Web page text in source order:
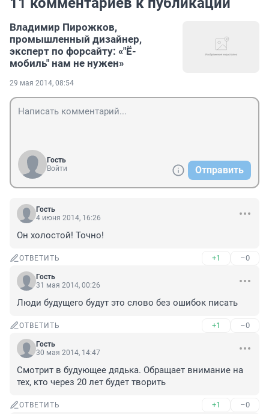
Владимир Пирожков,
промышленный дизайнер,
эксперт по форсайту: «"Ё-
мобиль" нам не нужен»
29 мая 2014, 08:54
Гость
Войти
Отправить
Гость
4 июня 2014, 16:26
Он холостой! Точно!
ОТВЕТИТЬ +1 –0
Гость
31 мая 2014, 00:26
Люди будущего будут это слово без ошибок писать
ОТВЕТИТЬ +1 –0
Гость
30 мая 2014, 14:47
Смотрит в будующее дядька. Обращает внимание на
тех, кто через 20 лет будет творить
ОТВЕТИТЬ +1 –0